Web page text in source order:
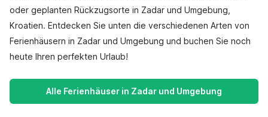
oder geplanten Rückzugsorte in Zadar und Umgebung,
Kroatien. Entdecken Sie unten die verschiedenen Arten von
Ferienhäusern in Zadar und Umgebung und buchen Sie noch
heute Ihren perfekten Urlaub!
Alle Ferienhäuser in Zadar und Umgebung